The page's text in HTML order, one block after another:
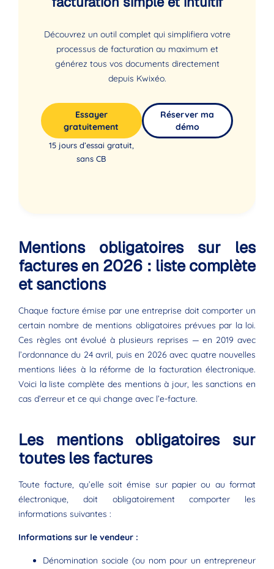
Découvrez un outil complet qui simplifiera votre
processus de facturation au maximum et
générez tous vos documents directement
depuis Kwixéo.
Essayer
gratuitement
15 jours d’essai gratuit,
sans CB
Réserver ma
démo
Mentions obligatoires sur les
factures en 2026 : liste complète
et sanctions
Chaque facture émise par une entreprise doit comporter un
certain nombre de mentions obligatoires prévues par la loi.
Ces règles ont évolué à plusieurs reprises — en 2019 avec
l’ordonnance du 24 avril, puis en 2026 avec quatre nouvelles
mentions liées à la réforme de la facturation électronique.
Voici la liste complète des mentions à jour, les sanctions en
cas d’erreur et ce qui change avec l’e-facture.
Les mentions obligatoires sur
toutes les factures
Toute facture, qu’elle soit émise sur papier ou au format
électronique, doit obligatoirement comporter les
informations suivantes :
Informations sur le vendeur :
Dénomination sociale (ou nom pour un entrepreneur